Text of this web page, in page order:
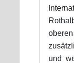
und